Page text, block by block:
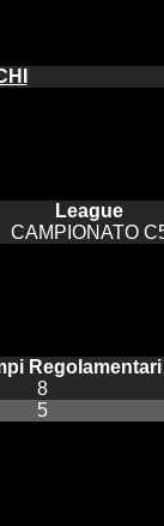
League
CAMPIONATO
Regolamentari
8
5